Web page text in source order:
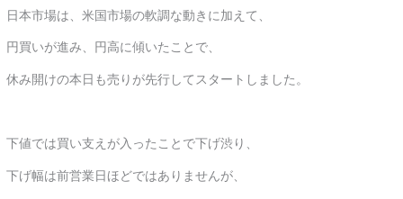
日本市場は、米国市場の軟調な動きに加えて、
円買いが進み、円高に傾いたことで、
休み開けの本日も売りが先行してスタートしました。
下値では買い支えが入ったことで下げ渋り、
下げ幅は前営業日ほどではありませんが、